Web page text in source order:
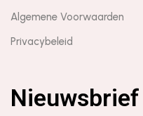
Algemene Voorwaarden
Privacybeleid
Nieuwsbrief